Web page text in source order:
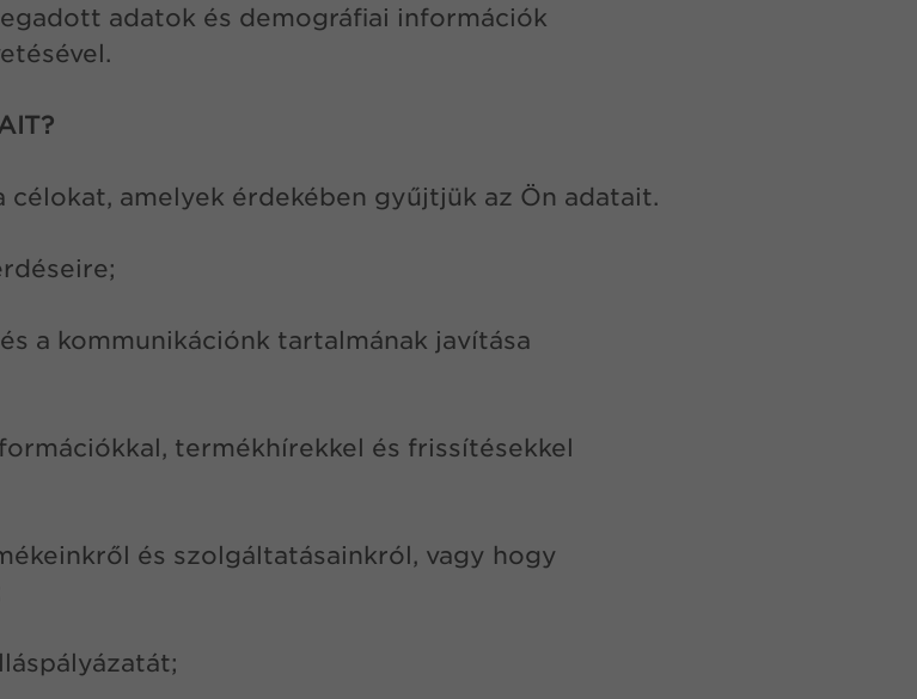
adatok és demográfiai információk
amelyek érdekében gyűjtjük az Ön adatait.
a kommunikációnk tartalmának javítása
termékhírekkel és frissítésekkel
és szolgáltatásainkról, vagy hogy